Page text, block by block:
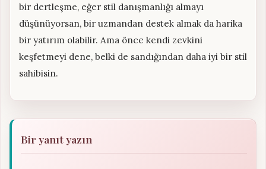
bir dertleşme, eğer stil danışmanlığı almayı
düşünüyorsan, bir uzmandan destek almak da harika
bir yatırım olabilir. Ama önce kendi zevkini
keşfetmeyi dene, belki de sandığından daha iyi bir stil
sahibisin.
Bir yanıt yazın